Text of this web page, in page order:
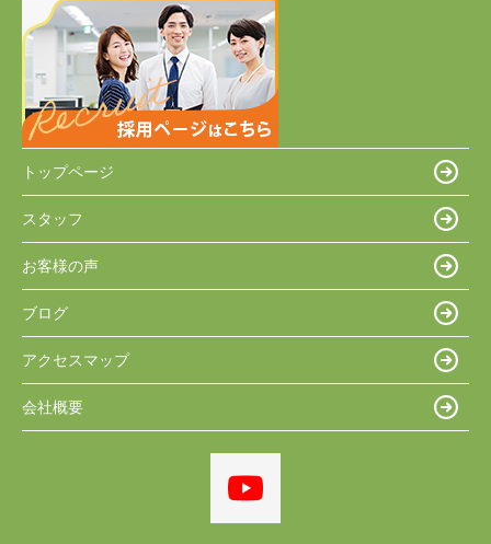
トップページ
スタッフ
お客様の声
ブログ
アクセスマップ
会社概要